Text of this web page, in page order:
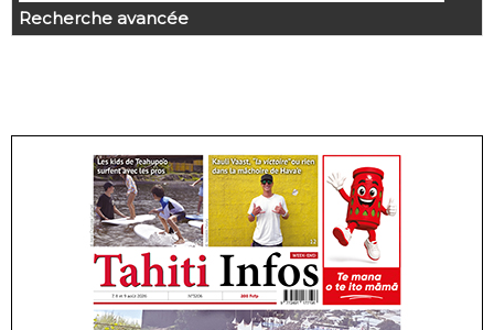
Recherche avancée